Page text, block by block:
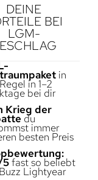
DEINE
BEI
LGM-
in
in 1–2
bei dir
Krieg der
du
immer
besten Preis
fast so beliebt
Lightyear